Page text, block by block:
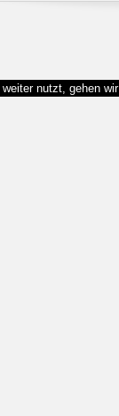
nutzt, gehen